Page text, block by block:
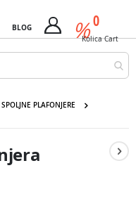
BLOG %
Cart 0
Kolica Cart
SPOLJNE PLAFONJERE